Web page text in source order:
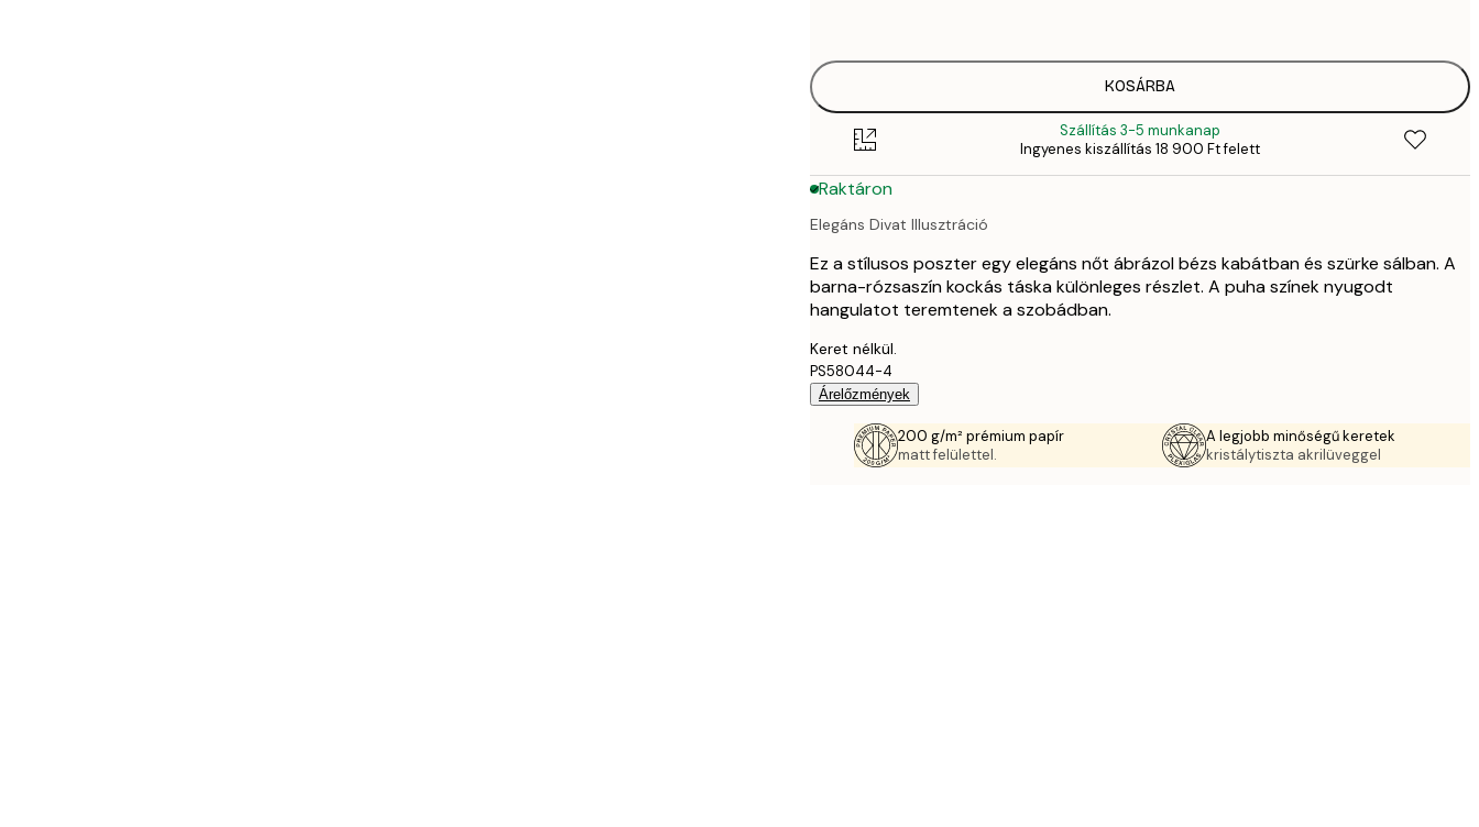
50x70 cm
70x100 cm 10
KOSÁRBA
Szállítás 3-5 munkanap
Ingyenes kiszállítás 18 900 Ft felett
Raktáron
Elegáns Divat Illusztráció
Ez a stílusos poszter egy elegáns nőt ábrázol bézs kabátban és szürke sálban. A
barna-rózsaszín kockás táska különleges részlet. A puha színek nyugodt
hangulatot teremtenek a szobádban.
Keret nélkül.
PS58044-4
Árelőzmények
200 g/m² prémium papír
matt felülettel.
A legjobb minőségű keretek
kristálytiszta akrilüveggel